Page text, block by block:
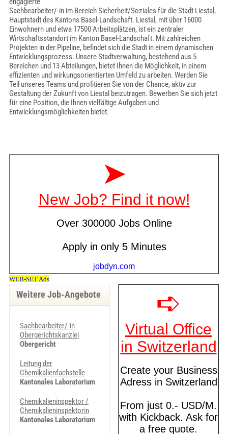
Sachbearbeiter/-in im Bereich Sicherheit/Soziales für die Stadt Liestal,
Hauptstadt des Kantons Basel-Landschaft. Liestal, mit über 16000
Einwohnern und etwa 17500 Arbeitsplätzen, ist ein zentraler
Wirtschaftsstandort im Kanton Basel-Landschaft. Mit zahlreichen
Projekten in der Pipeline, befindet sich die Stadt in einem dynamischen
Entwicklungsprozess. Unsere Stadtverwaltung, bestehend aus 5
Bereichen und 13 Abteilungen, bietet Ihnen die Möglichkeit, in einem
effizienten und wirkungsorientierten Umfeld zu arbeiten. Werden Sie
Teil unseres Teams und profitieren Sie von der Chance, aktiv zur
Gestaltung der Zukunft von Liestal beizutragen. Bewerben Sie sich jetzt
für eine Position, die Ihnen vielfältige Aufgaben und
Entwicklungsmöglichkeiten bietet.
Weitere Job-Angebote
Sachbearbeiter/-in
Obergerichtskanzlei
Obergericht
Leitung der
Chemikalienfachstelle
Kantonales Laboratorium
Chemikalieninspektor /
Chemikalieninspektorin
Kantonales Laboratorium